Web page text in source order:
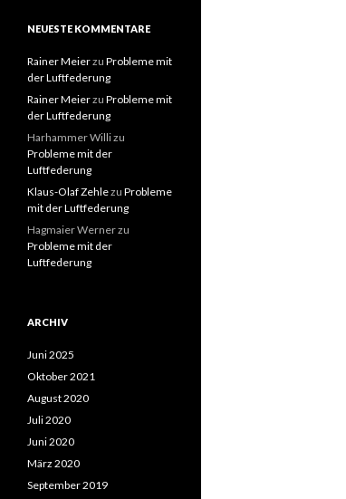
NEUESTE KOMMENTARE
Rainer Meierzu Probleme mit
der Luftfederung
Rainer Meierzu Probleme mit
der Luftfederung
Harhammer Willizu
Probleme mit der
Luftfederung
Klaus-Olaf Zehlezu Probleme
mit der Luftfederung
Hagmaier Wernerzu
Probleme mit der
Luftfederung
ARCHIV
Juni 2025
Oktober 2021
August 2020
Juli 2020
Juni 2020
März 2020
September 2019